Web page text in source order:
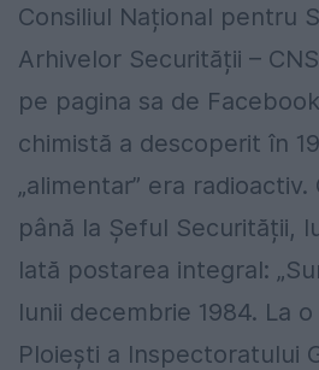
Consiliul Național pentru
Arhivelor Securității –
pe pagina sa de
chimistă a descoperit în
„alimentar” era radioactiv.
până la Șeful Securității,
Iată postarea integral:
lunii decembrie 1984. La
Ploiești a Inspectoratului